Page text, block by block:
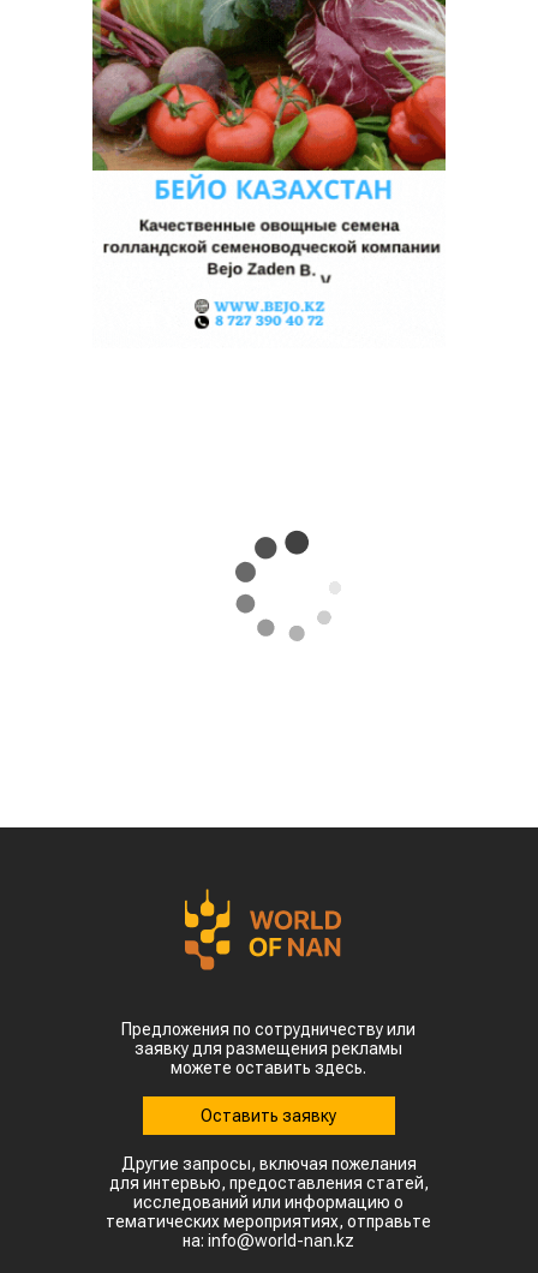
Предложения по сотрудничеству или
заявку для размещения рекламы
можете оставить здесь.
Оставить заявку
Другие запросы, включая пожелания
для интервью, предоставления статей,
исследований или информацию о
тематических мероприятиях, отправьте
на: info@world-nan.kz